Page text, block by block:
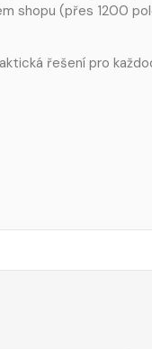
shopu (přes 1200
řešení pro